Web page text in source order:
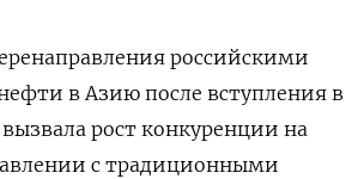
российскими
в Азию после вступления в
рост конкуренции на
с традиционными